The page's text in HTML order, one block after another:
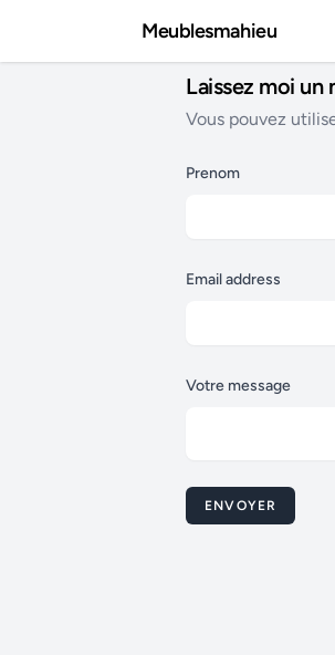
Meublesmahieu
Laissez moi un
Vous pouvez
Prenom
Email address
Votre message
ENVOYER